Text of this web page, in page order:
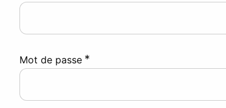
Mot de passe *